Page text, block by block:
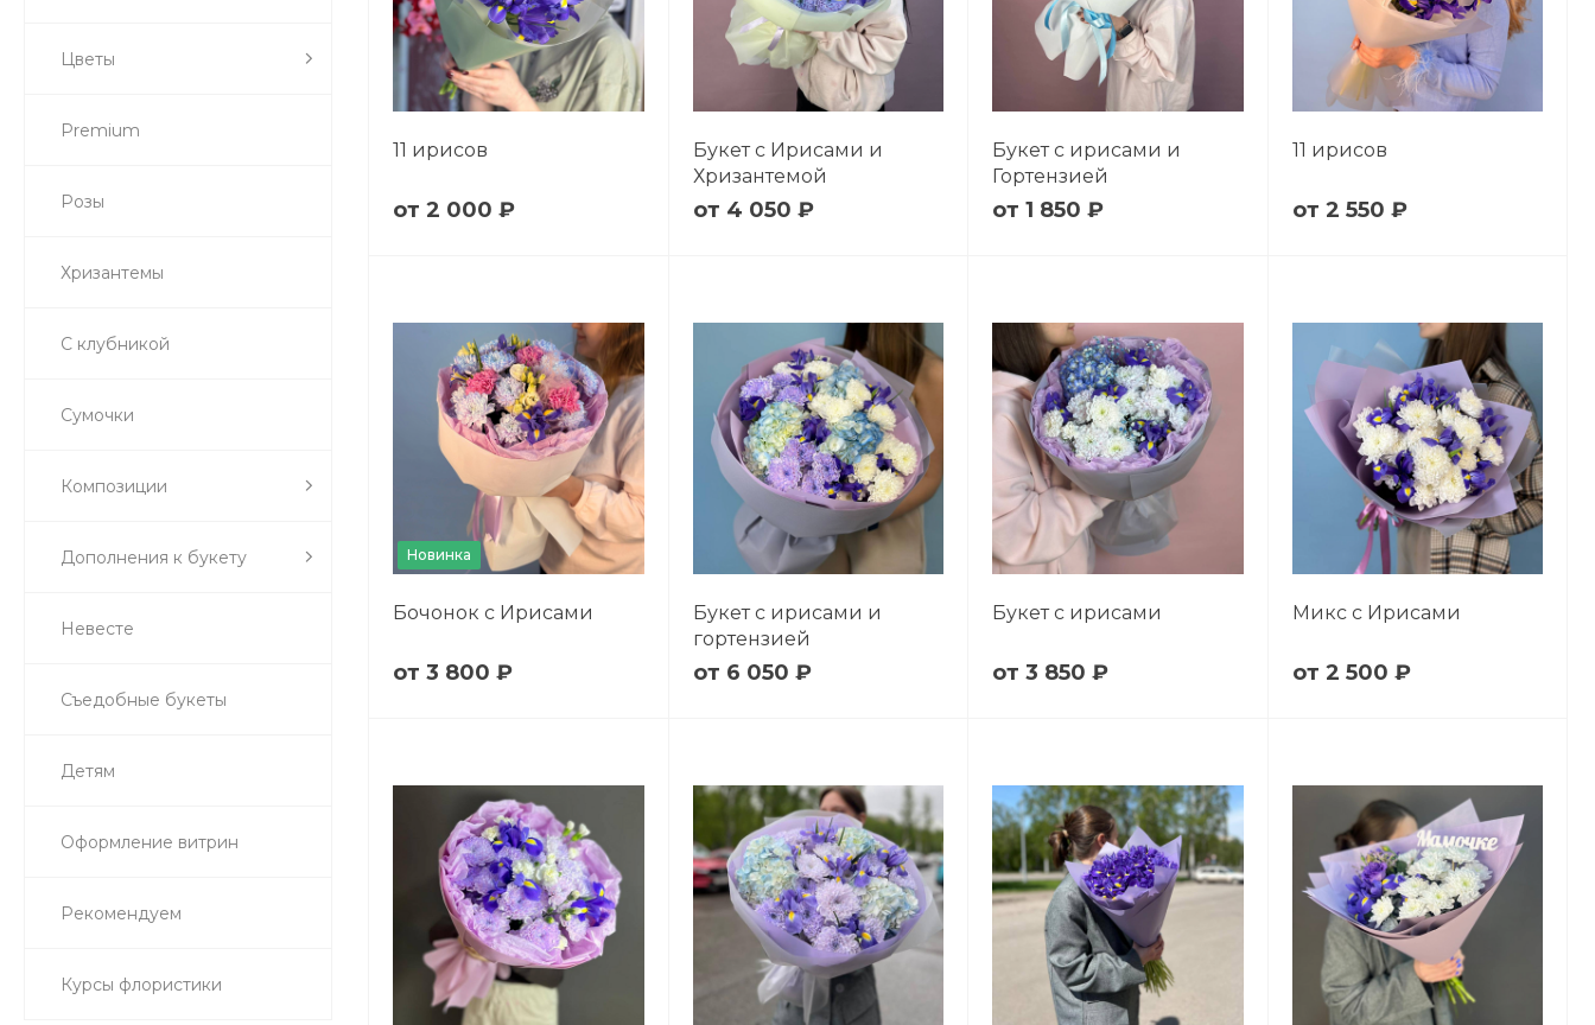
Цветы
Premium
Розы
Хризантемы
С клубникой
Сумочки
Композиции
Дополнения к букету
Невесте
Съедобные букеты
Детям
Оформление витрин
Рекомендуем
Курсы флористики
11 ирисов
2 000 ₽
Букет с Ирисами и
Хризантемой
4 050 ₽
Букет с ирисами и
Гортензией
1 850 ₽
11 ирисов
2 550 ₽
Новинка
Бочонок с Ирисами
3 800 ₽
Букет с ирисами и
гортензией
6 050 ₽
Букет с ирисами
3 850 ₽
Микс с Ирисами
2 500 ₽